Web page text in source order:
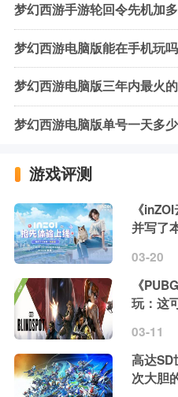
游戏评测
《
并写了
03-20
《
玩：这
03-11
高达SD
次大胆